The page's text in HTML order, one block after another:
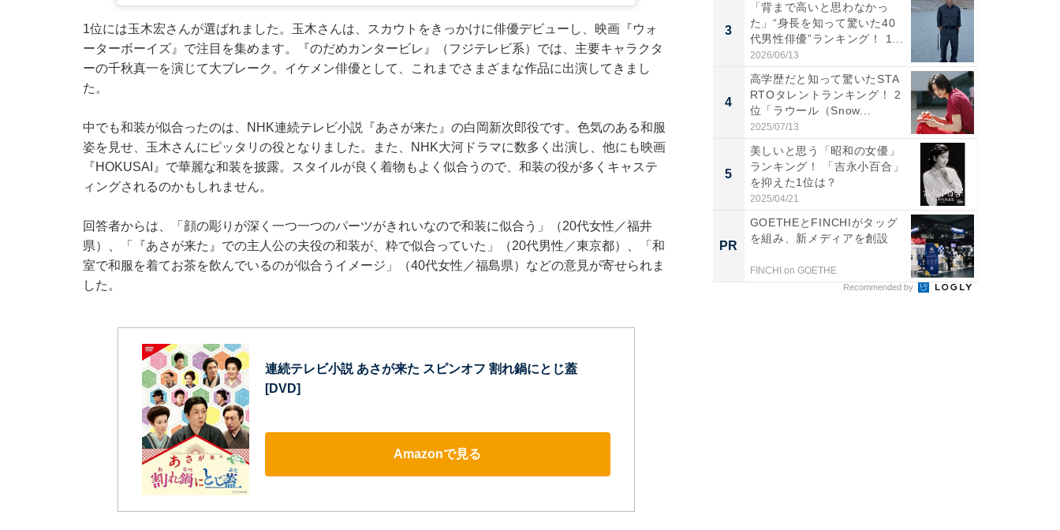
1位には玉木宏さんが選ばれました。玉木さんは、スカウトをきっかけに俳優デビューし、映画『ウォ
ーターボーイズ』で注目を集めます。『のだめカンタービレ』（フジテレビ系）では、主要キャラクタ
ーの千秋真一を演じて大ブレーク。イケメン俳優として、これまでさまざまな作品に出演してきまし
た。
中でも和装が似合ったのは、NHK連続テレビ小説『あさが来た』の白岡新次郎役です。色気のある和服
姿を見せ、玉木さんにピッタリの役となりました。また、NHK大河ドラマに数多く出演し、他にも映画
『HOKUSAI』で華麗な和装を披露。スタイルが良く着物もよく似合うので、和装の役が多くキャステ
ィングされるのかもしれません。
回答者からは、「顔の彫りが深く一つ一つのパーツがきれいなので和装に似合う」（20代女性／福井
県）、「『あさが来た』での主人公の夫役の和装が、粋で似合っていた」（20代男性／東京都）、「和
室で和服を着てお茶を飲んでいるのが似合うイメージ」（40代女性／福島県）などの意見が寄せられま
した。
連続テレビ小説 あさが来た スピンオフ 割れ鍋にとじ蓋
[DVD]
Amazonで見る
3
「背まで高いと思わなかっ
た」“身長を知って驚いた40
代男性俳優”ランキング！ 1...
2026/06/13
4
高学歴だと知って驚いたSTA
RTOタレントランキング！ 2
位「ラウール（Snow...
2025/07/13
5
美しいと思う「昭和の女優」
ランキング！ 「吉永小百合」
を抑えた1位は？
2025/04/21
PR
GOETHEとFINCHIがタッグ
を組み、新メディアを創設
FINCHI on GOETHE
Recommended by